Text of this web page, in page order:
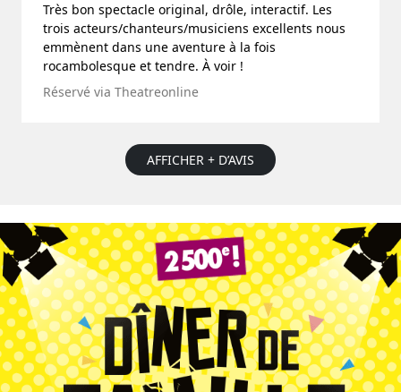
Très bon spectacle original, drôle, interactif. Les
trois acteurs/chanteurs/musiciens excellents nous
emmènent dans une aventure à la fois
rocambolesque et tendre. À voir !
Réservé via Theatreonline
AFFICHER + D’AVIS